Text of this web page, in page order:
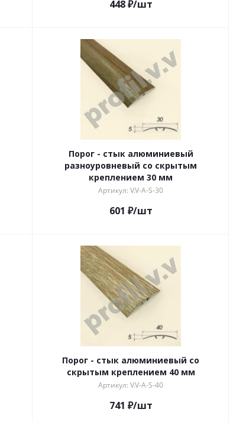
448₽/шт
Порог - стык алюминиевый
разноуровневый со скрытым
креплением 30 мм
Артикул: V.V-A-S-30
601 ₽/шт
Порог - стык алюминиевый со
скрытым креплением 40 мм
Артикул: V.V-A-S-40
741 ₽/шт